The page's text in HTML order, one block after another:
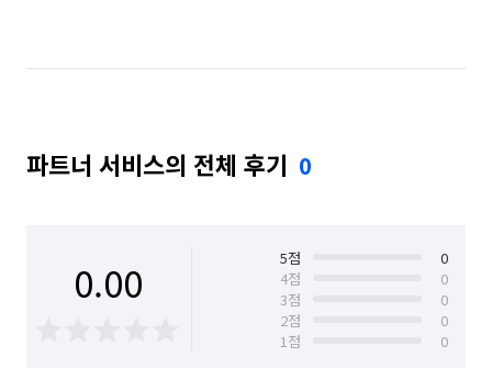
파트너 서비스의 전체 후기 0
0.00 5점
0
4점
0
3점
0
2점
0
1점
0